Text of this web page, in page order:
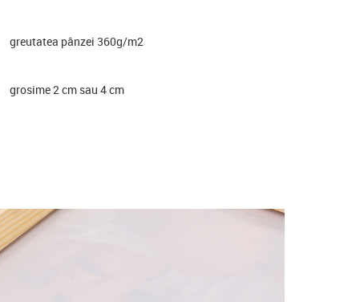
greutatea pânzei 360g/m2
grosime 2 cm sau 4 cm